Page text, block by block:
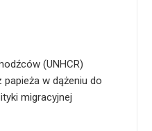
(UNHCR)
w dążeniu do
migracyjnej